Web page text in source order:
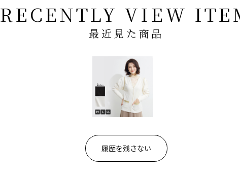
RECENTLY VIEW
最近見た商品
履歴を残さない